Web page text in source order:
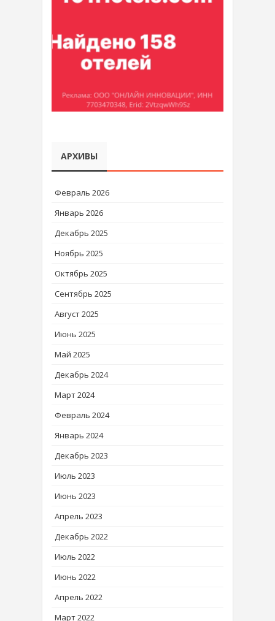
АРХИВЫ
Февраль 2026
Январь 2026
Декабрь 2025
Ноябрь 2025
Октябрь 2025
Сентябрь 2025
Август 2025
Июнь 2025
Май 2025
Декабрь 2024
Март 2024
Февраль 2024
Январь 2024
Декабрь 2023
Июль 2023
Июнь 2023
Апрель 2023
Декабрь 2022
Июль 2022
Июнь 2022
Апрель 2022
Март 2022